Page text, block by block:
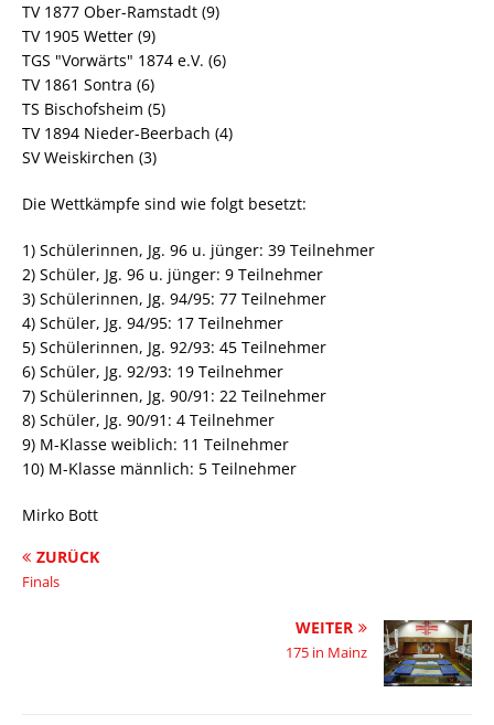
TV 1877 Ober-Ramstadt (9)
TV 1905 Wetter (9)
TGS "Vorwärts" 1874 e.V. (6)
TV 1861 Sontra (6)
TS Bischofsheim (5)
TV 1894 Nieder-Beerbach (4)
SV Weiskirchen (3)
Die Wettkämpfe sind wie folgt besetzt:
1) Schülerinnen, Jg. 96 u. jünger: 39 Teilnehmer
2) Schüler, Jg. 96 u. jünger: 9 Teilnehmer
3) Schülerinnen, Jg. 94/95: 77 Teilnehmer
4) Schüler, Jg. 94/95: 17 Teilnehmer
5) Schülerinnen, Jg. 92/93: 45 Teilnehmer
6) Schüler, Jg. 92/93: 19 Teilnehmer
7) Schülerinnen, Jg. 90/91: 22 Teilnehmer
8) Schüler, Jg. 90/91: 4 Teilnehmer
9) M-Klasse weiblich: 11 Teilnehmer
10) M-Klasse männlich: 5 Teilnehmer
Mirko Bott
ZURÜCK
Finals
WEITER
175 in Mainz